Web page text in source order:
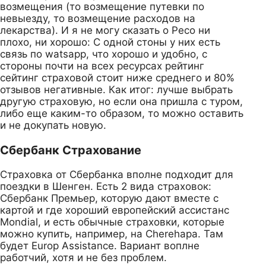
возмещения (то возмещение путевки по
невыезду, то возмещение расходов на
лекарства). И я не могу сказать о Ресо ни
плохо, ни хорошо: С одной стоны у них есть
связь по watsapp, что хорошо и удобно, с
стороны почти на всех ресурсах рейтинг
сейтинг страховой стоит ниже среднего и 80%
отзывов негативные. Как итог: лучше выбрать
другую страховую, но если она пришла с туром,
либо еще каким-то образом, то можно оставить
и не докупать новую.
Сбербанк Страхование
Страховка от Сбербанка вполне подходит для
поездки в Шенген. Есть 2 вида страховок:
Сбербанк Премьер, которую дают вместе с
картой и где хороший европейский ассистанс
Mondial, и есть обычные страховки, которые
можно купить, например, на Cherehapa. Там
будет Europ Assistance. Вариант воплне
работчий, хотя и не без проблем.